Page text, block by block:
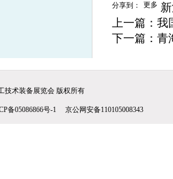
分享到： 更多
上一篇： 我
下一篇： 青
技术装备展览会 版权所有
备05086866号-1 京公网安备110105008343